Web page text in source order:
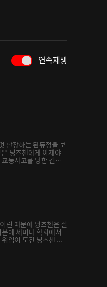
연속재생
단장하는 롼류정을 보
닝즈첸에게 이제야
통사고를 당한 긴급
린 때문에 닝즈첸은 질
에 세미나 학회에서
염이 도진 닝즈첸 ...